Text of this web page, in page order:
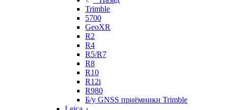
Trimble
5700
GeoXR
R2
R4
R5/R7
R8
R10
R12i
R980
Б/у GNSS приёмники Trimble